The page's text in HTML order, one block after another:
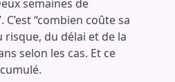
semaines de
“combien coûte sa
du délai et de la
selon les cas. Et ce